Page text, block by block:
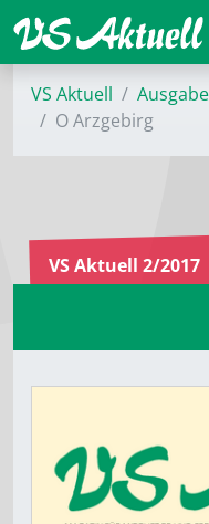
VS Aktuell
O Arzgebirg
VS Aktuell 2/2017